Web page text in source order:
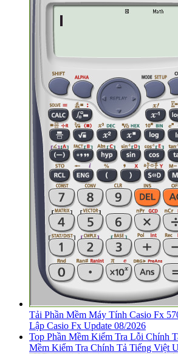
Tải Phần Mềm Máy Tính Casio Fx
Lập Casio Fx Update 08/2026
Top Phần Mềm Kiểm Tra Lỗi Chính
Mềm Kiểm Tra Chính Tả Tiếng Việt